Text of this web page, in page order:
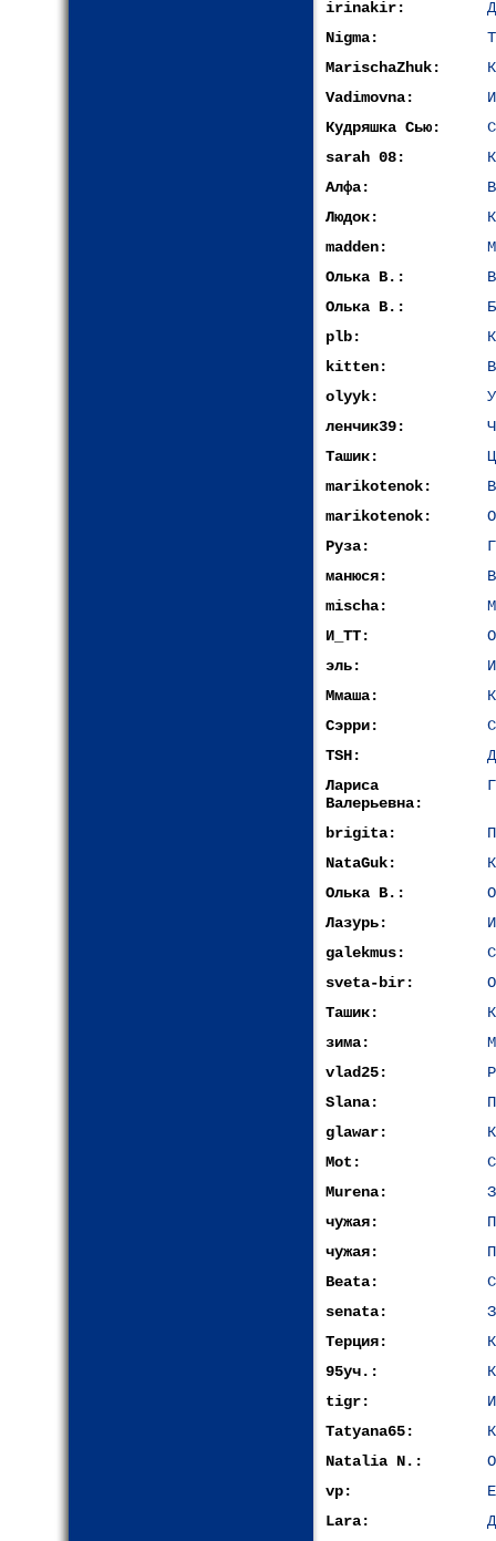
irinakir:
Nigma:
MarischaZhuk:
Vadimovna:
Кудряшка Сью:
sarah 08:
Алфа:
Людок:
madden:
Олька В.:
Олька В.:
plb:
kitten:
olyyk:
ленчик39:
Ташик:
marikotenok:
marikotenok:
Руза:
манюся:
mischa:
И_ТТ:
эль:
Ммаша:
Сэрри:
TSH:
Лариса
Валерьевна:
brigita:
NataGuk:
Олька В.:
Лазурь:
galekmus:
sveta-bir:
Ташик:
зима:
vlad25:
Slana:
glawar:
Mot:
Murena:
чужая:
чужая:
Beata:
senata:
Терция:
95уч.:
tigr:
Tatyana65:
Natalia N.:
vp:
Lara: